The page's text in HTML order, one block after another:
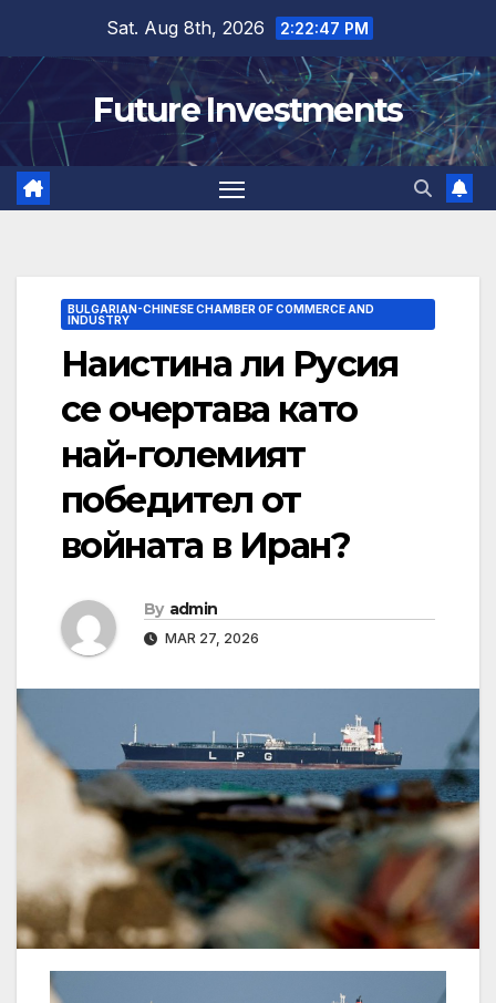
content
Sat. Aug 8th, 2026 2:22:48 PM
Future Investments
BULGARIAN-CHINESE CHAMBER OF COMMERCE AND
INDUSTRY
Наистина ли Русия
се очертава като
най-големият
победител от
войната в Иран?
By admin
MAR 27, 2026